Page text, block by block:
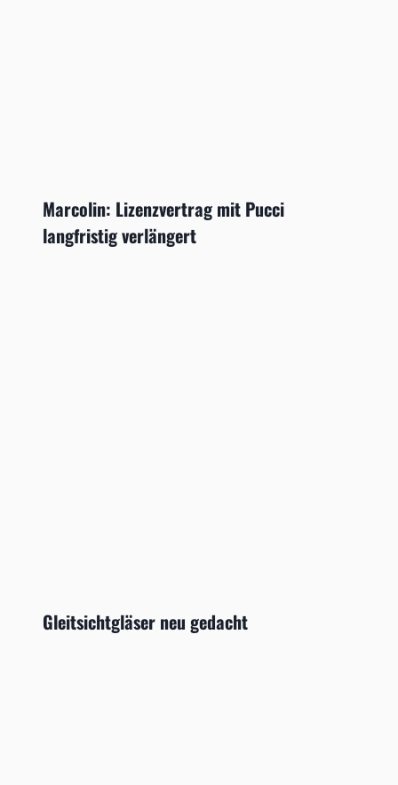
Marcolin: Lizenzvertrag mit Pucci
langfristig verlängert
Gleitsichtgläser neu gedacht